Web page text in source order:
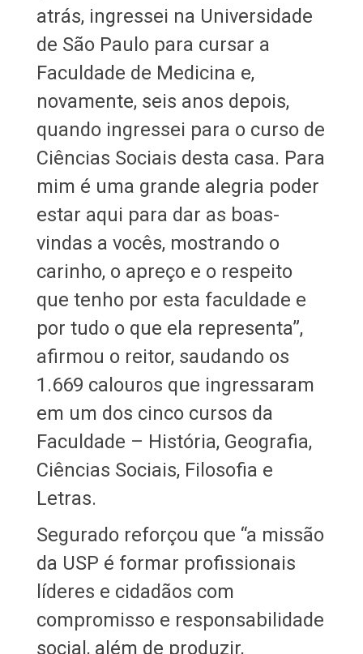
atrás, ingressei na Universidade
de São Paulo para cursar a
Faculdade de Medicina e,
novamente, seis anos depois,
quando ingressei para o curso de
Ciências Sociais desta casa. Para
mim é uma grande alegria poder
estar aqui para dar as boas-
vindas a vocês, mostrando o
carinho, o apreço e o respeito
que tenho por esta faculdade e
por tudo o que ela representa”,
afirmou o reitor, saudando os
1.669 calouros que ingressaram
em um dos cinco cursos da
Faculdade – História, Geografia,
Ciências Sociais, Filosofia e
Letras.
Segurado reforçou que “a missão
da USP é formar profissionais
líderes e cidadãos com
compromisso e responsabilidade
social, além de produzir,